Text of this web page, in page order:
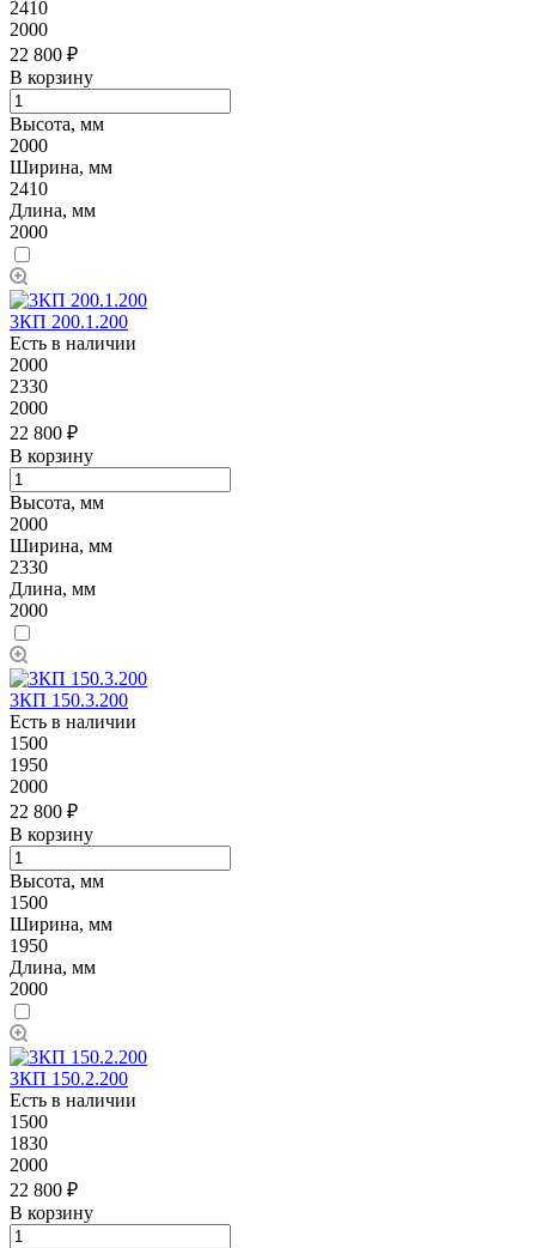
2410
2000
22 800 ₽
В корзину
Высота, мм
2000
Ширина, мм
2410
Длина, мм
2000
3КП 200.1.200
Есть в наличии
2000
2330
2000
22 800 ₽
В корзину
Высота, мм
2000
Ширина, мм
2330
Длина, мм
2000
3КП 150.3.200
Есть в наличии
1500
1950
2000
22 800 ₽
В корзину
Высота, мм
1500
Ширина, мм
1950
Длина, мм
2000
3КП 150.2.200
Есть в наличии
1500
1830
2000
22 800 ₽
В корзину